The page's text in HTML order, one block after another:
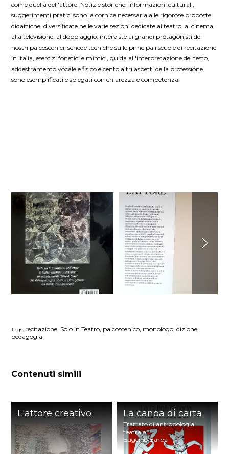
come quella dell'attore. Notizie storiche, informazioni culturali,
suggerimenti pratici sono la cornice necessaria alle rigorose proposte
didattiche, diversificate nelle varie sezioni dedicate al teatro, al cinema,
alla televisione, al doppiaggio: interviste ai grandi protagonisti dei
nostri palcoscenici, schede tecniche sulle principali scuole di recitazione
in Italia, esercizi fonetici e mimici, guida all'interpretazione del testo,
addestramento vocale e fisico e cento altri aspetti della professione
sono esemplificati e spiegati con chiarezza e competenza.
Tags: recitazione, Solo in Teatro, palcoscenico, monologo, dizione,
pedagogia
Contenuti simili
L'attore creativo La canoa di carta
Trattato di antropologia
teatrale
Eugenio Barba